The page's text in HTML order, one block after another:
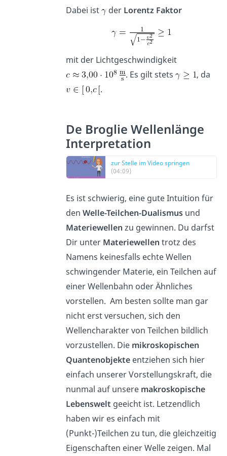
Dabei ist der Lorentz Faktor
mit der Lichtgeschwindigkeit
. Es gilt stets
, da
.
De Broglie Wellenlänge
Interpretation
zur Stelle im Video springen
(04:09)
Es ist schwierig, eine gute Intuition für
denWelle-Teilchen-Dualismus und
Materiewellen zu gewinnen. Du darfst
Dir unter Materiewellen trotz des
Namens keinesfalls echte Wellen
schwingender Materie, ein Teilchen auf
einer Wellenbahn oder Ähnliches
vorstellen. Am besten sollte man gar
nicht erst versuchen, sich den
Wellencharakter von Teilchen bildlich
vorzustellen. Die mikroskopischen
Quantenobjekte entziehen sich hier
einfach unserer Vorstellungskraft, die
nunmal auf unsere makroskopische
Lebenswelt geeicht ist. Letzendlich
haben wir es einfach mit
(Punkt-)Teilchen zu tun, die gleichzeitig
Eigenschaften einer Welle zeigen. Mal